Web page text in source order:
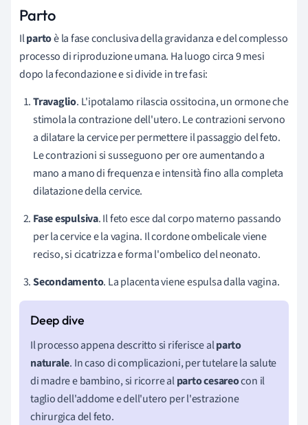
Parto
Ilpartoè la fase conclusiva della gravidanza e del complesso
processo di riproduzione umana. Ha luogo circa 9 mesi
dopo la fecondazione e si divide in tre fasi:
Travaglio. L'ipotalamo rilascia ossitocina, un ormone che
stimola la contrazione dell'utero. Le contrazioni servono
a dilatare la cervice per permettere il passaggio del feto.
Le contrazioni si susseguono per ore aumentando a
mano a mano di frequenza e intensità fino alla completa
dilatazione della cervice.
Fase espulsiva. Il feto esce dal corpo materno passando
per la cervice e la vagina. Il cordone ombelicale viene
reciso, si cicatrizza e forma l'ombelico del neonato.
Secondamento. La placenta viene espulsa dalla vagina.
Il processo appena descritto si riferisce alparto
naturale. In caso di complicazioni, per tutelare la salute
di madre e bambino, si ricorre alparto cesareocon il
taglio dell'addome e dell'utero per l'estrazione
chirurgica del feto.